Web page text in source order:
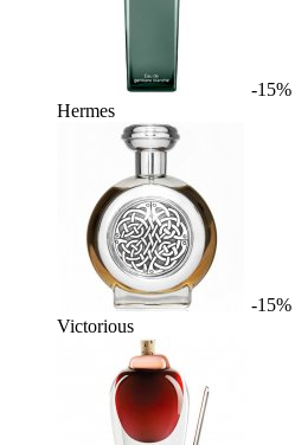
-15%
Hermes
-15%
Victorious